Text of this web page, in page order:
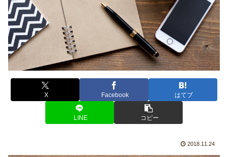
X Facebook はてブ
LINE コピー
2018.11.24